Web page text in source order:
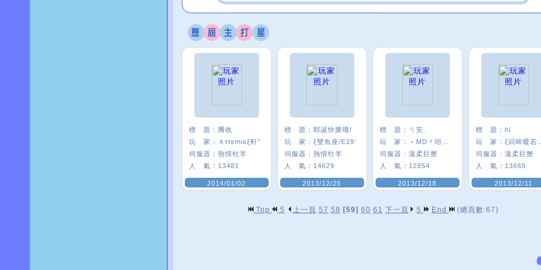
標 題： 團收
玩 家：
Ａrtemisξ軒°
伺服器： 熱情牡羊
人 氣： 13481
2014/01/02
標 題： 耶誕快樂哦!
玩 家： ξ雙魚座/E19’
伺服器： 熱情牡羊
人 氣： 14629
2013/12/25
標 題：
ㄢ安.
玩 家：
伺服器： 溫柔巨蟹
人 氣： 12854
2013/12/18
標 題： hi
玩 家：
伺服器： 溫柔巨蟹
人 氣： 13669
2013/12/11
Top 5 上一頁 57 58 [59] 60 61 下一頁 5 End (總頁數:67)